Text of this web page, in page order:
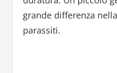
grande differenza
parassiti.